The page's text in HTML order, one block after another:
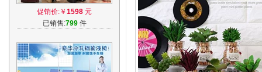
能座椅高档诊所疗室用单人静
点滴椅
促销价:￥ 1598 元
已销售:799件